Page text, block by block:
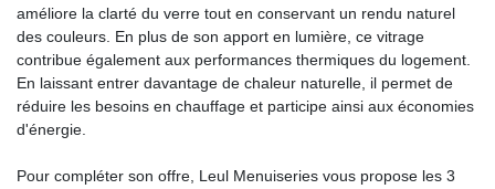
améliore la clarté du verre tout en conservant un rendu naturel
des couleurs. En plus de son apport en lumière, ce vitrage
contribue également aux performances thermiques du logement.
En laissant entrer davantage de chaleur naturelle, il permet de
réduire les besoins en chauffage et participe ainsi aux économies
d'énergie.
Pour compléter son offre, Leul Menuiseries vous propose les 3